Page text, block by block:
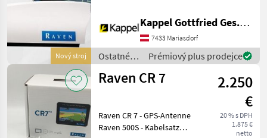
všech
MARKETPLACE
Marketplace
Nabídky
Nový stroj
Monitor • SIM-Karte • RTK-
komponenty
Kappel Gottfried Ges.m.b.H.
7433 Mariasdorf
Ostatné
traktorové
komponenty
Prémiový plus prodejce
Raven CR 7
2.250
€
20 % s DPH
1.875 €
netto
Raven CR 7 - GPS-Antenne
Raven 500S - Kabelsatz